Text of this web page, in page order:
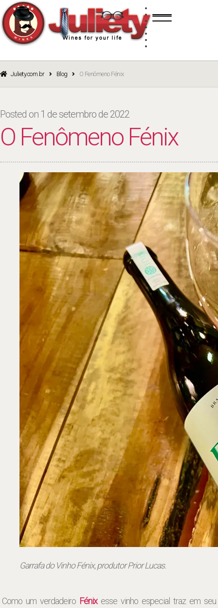
navigation
content
BRANCO
ROSÉ
Juliety.com.br Blog O Fenômeno Fénix
Posted on 1 de setembro de 2022
O Fenômeno Fénix
Garrafa do Vinho Fénix, produtor Prior Lucas.
Como um verdadeiro Fénixesse vinho especial traz em seu